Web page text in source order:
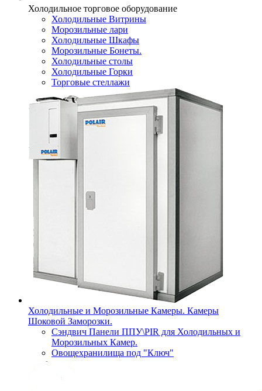
Холодильное торговое оборудование
Холодильные Витрины
Морозильные лари
Холодильные Шкафы
Морозильные Бонеты.
Холодильные столы
Холодильные Горки
Торговые стеллажи
Холодильные и Морозильные Камеры. Камеры
Шоковой Заморозки.
Сэндвич Панели ППУ\PIR для Холодильных и
Морозильных Камер.
Овощехранилища под "Ключ"